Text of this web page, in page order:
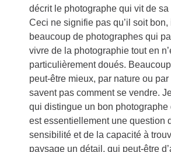
décrit le photographe qui vit de
Ceci ne signifie pas qu’il soit bon,
beaucoup de photographes qui
vivre de la photographie tout en
particulièrement doués. Beaucoup
peut-être mieux, par nature ou
savent pas comment se vendre.
qui distingue un bon photographe
est essentiellement une question
sensibilité et de la capacité à
paysage un détail, qui peut-être